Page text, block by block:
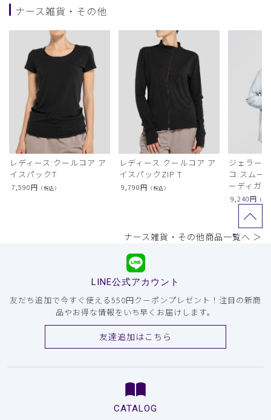
ナース雑貨・その他
レディース:クールコア ア
イスパックT
7,590円 （税込）
レディース:クールコア ア
イスパックZIP T
9,790円 （税込）
ジェラー
コ:スムー
ーディガン
9,240円 （税
ナース雑貨・その他商品一覧へ ＞
LINE公式アカウント
友だち追加で今すぐ使える550円クーポンプレゼント！注目の新商
品やお得な情報をいち早くお届けします。
友達追加はこちら
CATALOG